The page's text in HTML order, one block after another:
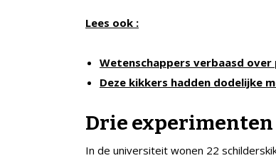
Lees ook :
Wetenschappers verbaasd
Deze kikkers hadden dodelijke
Drie
In de universiteit wonen 22